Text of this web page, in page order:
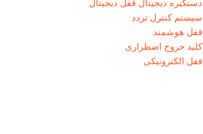
دستگیره دیجیتال قفل دیجیتال
سیستم کنترل تردد
قفل هوشمند
کلید خروج اضطراری
قفل‌ الکترونیکی